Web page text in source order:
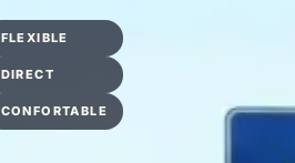
FLEXIBLE
DIRECT
CONFORTABLE